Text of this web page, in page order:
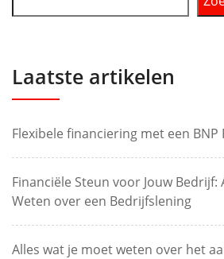
Laatste artikelen
Flexibele financiering met een
Financiële Steun voor Jouw Bedrijf:
Weten over een Bedrijfslening
Alles wat je moet weten over het